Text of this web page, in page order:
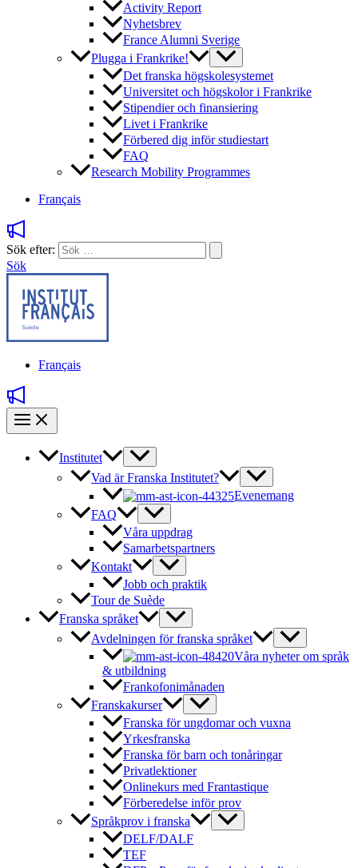
Activity Report
Nyhetsbrev
France Alumni Sverige
Plugga i Frankrike!
Det franska högskolesystemet
Universitet och högskolor i Frankrike
Stipendier och finansiering
Livet i Frankrike
Förbered dig inför studiestart
FAQ
Research Mobility Programmes
Français
Sök efter:
Sök
Français
Institutet
Vad är Franska Institutet?
Evenemang
FAQ
Våra uppdrag
Samarbetspartners
Kontakt
Jobb och praktik
Tour de Suède
Franska språket
Avdelningen för franska språket
Våra nyheter om språk
& utbildning
Frankofonimånaden
Franskakurser
Franska för ungdomar och vuxna
Yrkesfranska
Franska för barn och tonåringar
Privatlektioner
Onlinekurs med Frantastique
Förberedelse inför prov
Språkprov i franska
DELF/DALF
TEF